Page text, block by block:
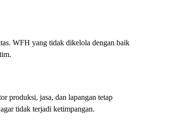
WFH yang tidak dikelola dengan baik
produksi, jasa, dan lapangan tetap
tidak terjadi ketimpangan.